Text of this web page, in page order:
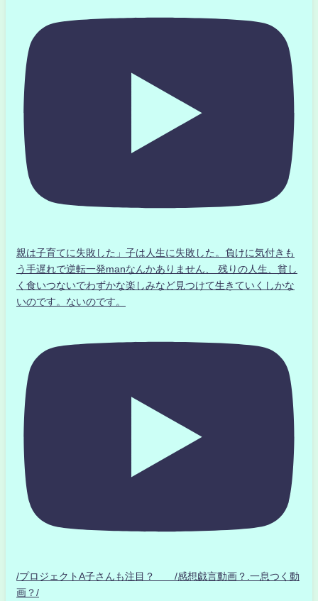
親は子育てに失敗した」子は人生に失敗した。負けに気付きも
う手遅れで逆転一発manなんかありません、 残りの人生、貧し
く食いつないでわずかな楽しみなど見つけて生きていくしかな
いのです。ないのです。
/プロジェクトA子さんも注目？ /感想戯言動画？.一息つく動
画？/